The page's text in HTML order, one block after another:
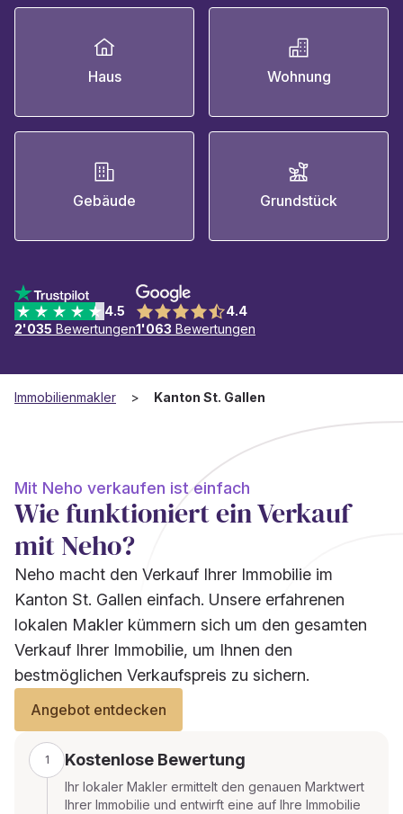
Haus Wohnung
Gebäude Grundstück
4.5
2'035 Bewertungen
4.4
1'063 Bewertungen
Immobilienmakler Kanton St. Gallen
Mit Neho verkaufen ist einfach
Wie funktioniert ein Verkauf
mit Neho?
Neho macht den Verkauf Ihrer Immobilie im
Kanton St. Gallen einfach. Unsere erfahrenen
lokalen Makler kümmern sich um den gesamten
Verkauf Ihrer Immobilie, um Ihnen den
bestmöglichen Verkaufspreis zu sichern.
Angebot entdecken
1 Kostenlose Bewertung
Ihr lokaler Makler ermittelt den genauen Marktwert
Ihrer Immobilie und entwirft eine auf Ihre Immobilie